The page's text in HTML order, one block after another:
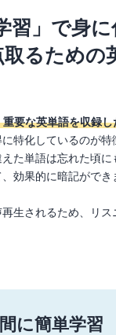
習」で身に
取るための
要な英単語を収録
特化しているのが
た単語は忘れた頃
効果的に暗記ができ
生されるため、リ
に簡単学習